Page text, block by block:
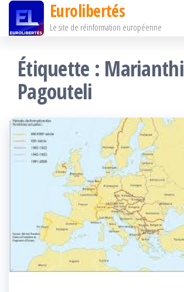
Passer
contenu
Eurolibertés
Le site de réinformation européenne
Étiquette : Marianthi
Pagouteli